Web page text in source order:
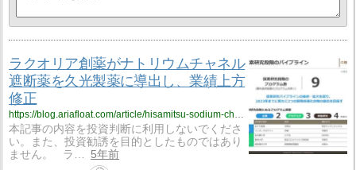
ラクオリア創薬がナトリウムチャネル
遮断薬を久光製薬に導出し、業績上方
修正
https://blog.ariafloat.com/article/hisamitsu-sodium-channel-blocker/
本記事の内容を投資判断に利用しないでくださ
い。また、投資勧誘を目的としたものではあり
ません。 ラ…
5年前